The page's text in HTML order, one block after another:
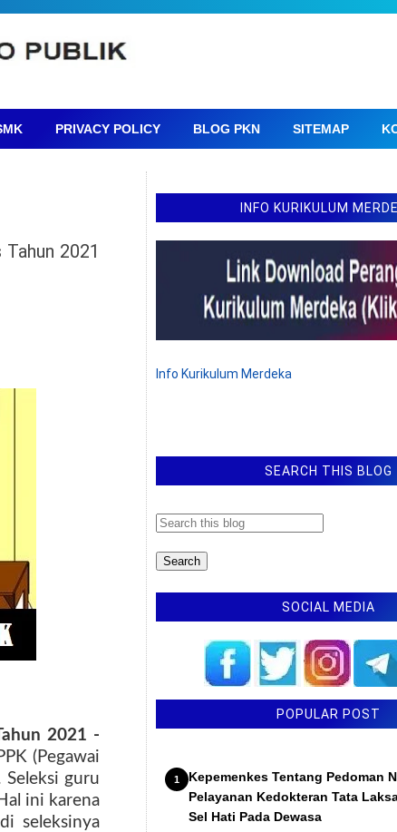
PRIVACY POLICY BLOG PKN SITEMAP
2021
2021 -
(Pegawai
Seleksi guru
ini karena
seleksinya
INFO KURIKULUM
Info Kurikulum Merdeka
SEARCH THIS BLOG
SOCIAL MEDIA
POPULAR POST
Kepemenkes Tentang Pedoman
Pelayanan Kedokteran Tata
Sel Hati Pada Dewasa